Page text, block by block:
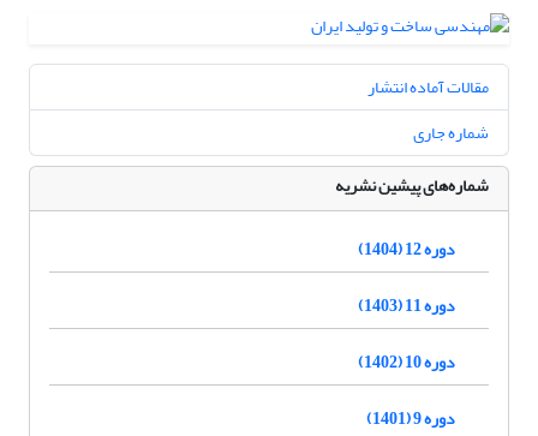
مقالات آماده انتشار
شماره جاری
شماره‌های پیشین نشریه
دوره 12 (1404)
دوره 11 (1403)
دوره 10 (1402)
دوره 9 (1401)